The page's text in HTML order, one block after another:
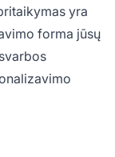
yra
forma jūsų